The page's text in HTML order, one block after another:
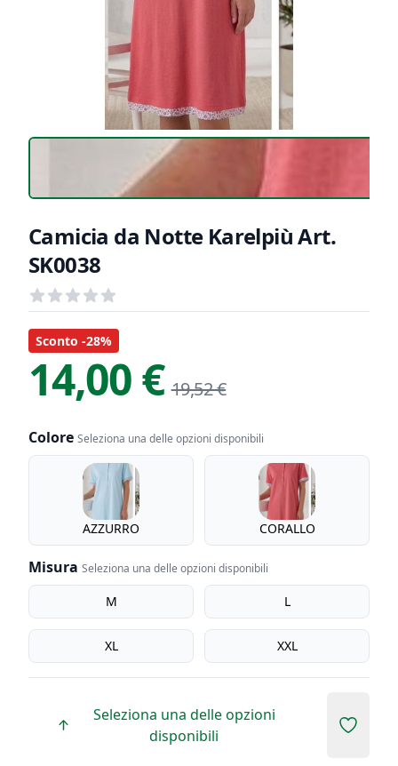
Camicia da Notte Karelpiù Art.
SK0038
Recensioni
out of 5 stars
Informazioni Prodotto
Descrizione riassuntiva
Sconto -28%
14,00 € 19,52 €
Colore Seleziona una delle opzioni disponibili
Colore
AZZURRO CORALLO
Misura Seleziona una delle opzioni disponibili
Misura M L
XL XXL
Seleziona una delle opzioni
disponibili
Add to